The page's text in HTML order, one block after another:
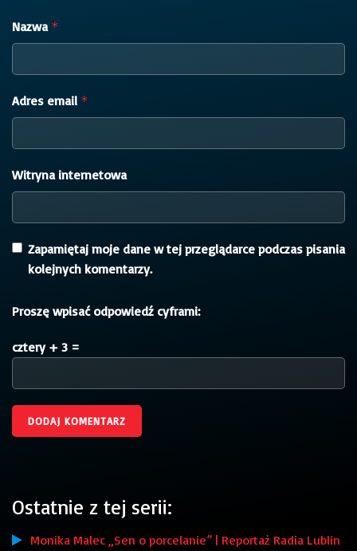
Nazwa *
Adres email *
Witryna internetowa
Zapamiętaj moje dane w tej przeglądarce podczas pisania
kolejnych komentarzy.
Proszę wpisać odpowiedź cyframi:
cztery + 3 =
Ostatnie z tej serii:
Monika Malec „Sen o porcelanie” | Reportaż Radia Lublin